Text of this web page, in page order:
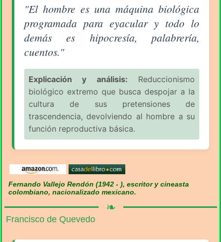
Aforismo sobre el Hombre (pág. 2/7) - Fernando
"El hombre es una máquina biológica
programada para eyacular y todo lo
demás es hipocresía, palabrería,
cuentos."
Explicación y análisis: Reduccionismo
biológico extremo que busca despojar a la
cultura de sus pretensiones de
trascendencia, devolviendo al hombre a su
función reproductiva básica.
Fernando Vallejo Rendón (1942 - ), escritor y cineasta
colombiano, nacionalizado mexicano.
❧
Francisco de Quevedo